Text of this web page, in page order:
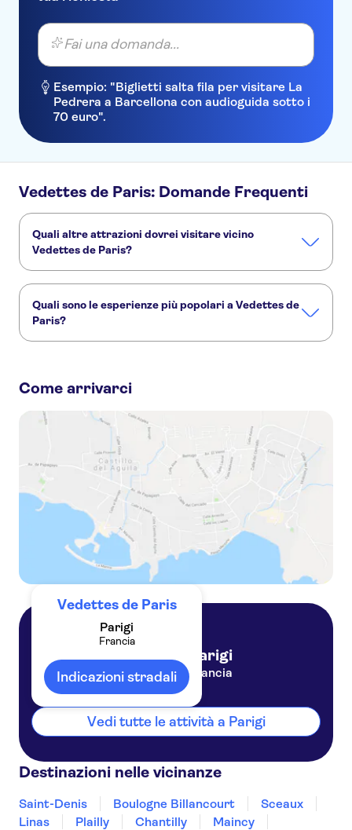
Fai una domanda...
Esempio: "Biglietti salta fila per visitare La
Pedrera a Barcellona con audioguida sotto i
70 euro".
Vedettes de Paris: Domande Frequenti
Quali altre attrazioni dovrei visitare vicino
Vedettes de Paris?
Museo d'Orsay Monnaie de Paris
Museo dell'Orangerie
La Senna
Quali sono le esperienze più popolari a Vedettes de
Paris?
Crociera serale sulla Senna con aperitivo
Come arrivarci
Vedettes de Paris
Parigi
Francia
Indicazioni stradali
Parigi
Francia
Vedi tutte le attività a Parigi
Destinazioni nelle vicinanze
Saint-Denis Boulogne Billancourt
Sceaux
Linas
Plailly Chantilly
Maincy